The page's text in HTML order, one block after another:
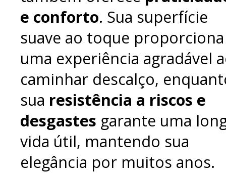
e conforto. Sua superfície
suave ao toque proporciona
uma experiência agradável
caminhar descalço,
sua resistência a riscos e
desgastes garante uma
vida útil, mantendo sua
elegância por muitos anos.